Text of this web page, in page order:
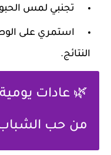
تجنبي لمس
استمري على
النتائج.
🌿 عادات
من حب